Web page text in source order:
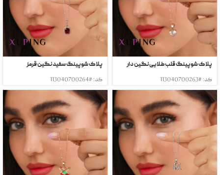
پلاک شوپینگ قلب طلایی نگین دار
کد: #113040700263
پلاک شوپینگ سفید نگین قرمز
کد: #113040700264